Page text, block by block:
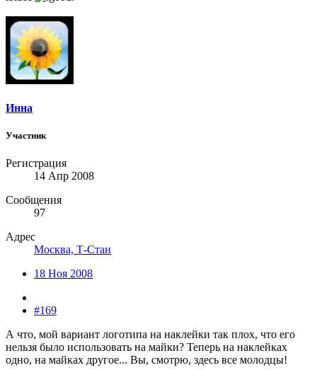
Инна
Участник
Регистрация
14 Апр 2008
Сообщения
97
Адрес
Москва, Т-Стан
18 Ноя 2008
#169
А что, мой вариант логотипа на наклейки так плох, что его
нельзя было использовать на майки? Теперь на наклейках
одно, на майках другое... Вы, смотрю, здесь все молодцы!